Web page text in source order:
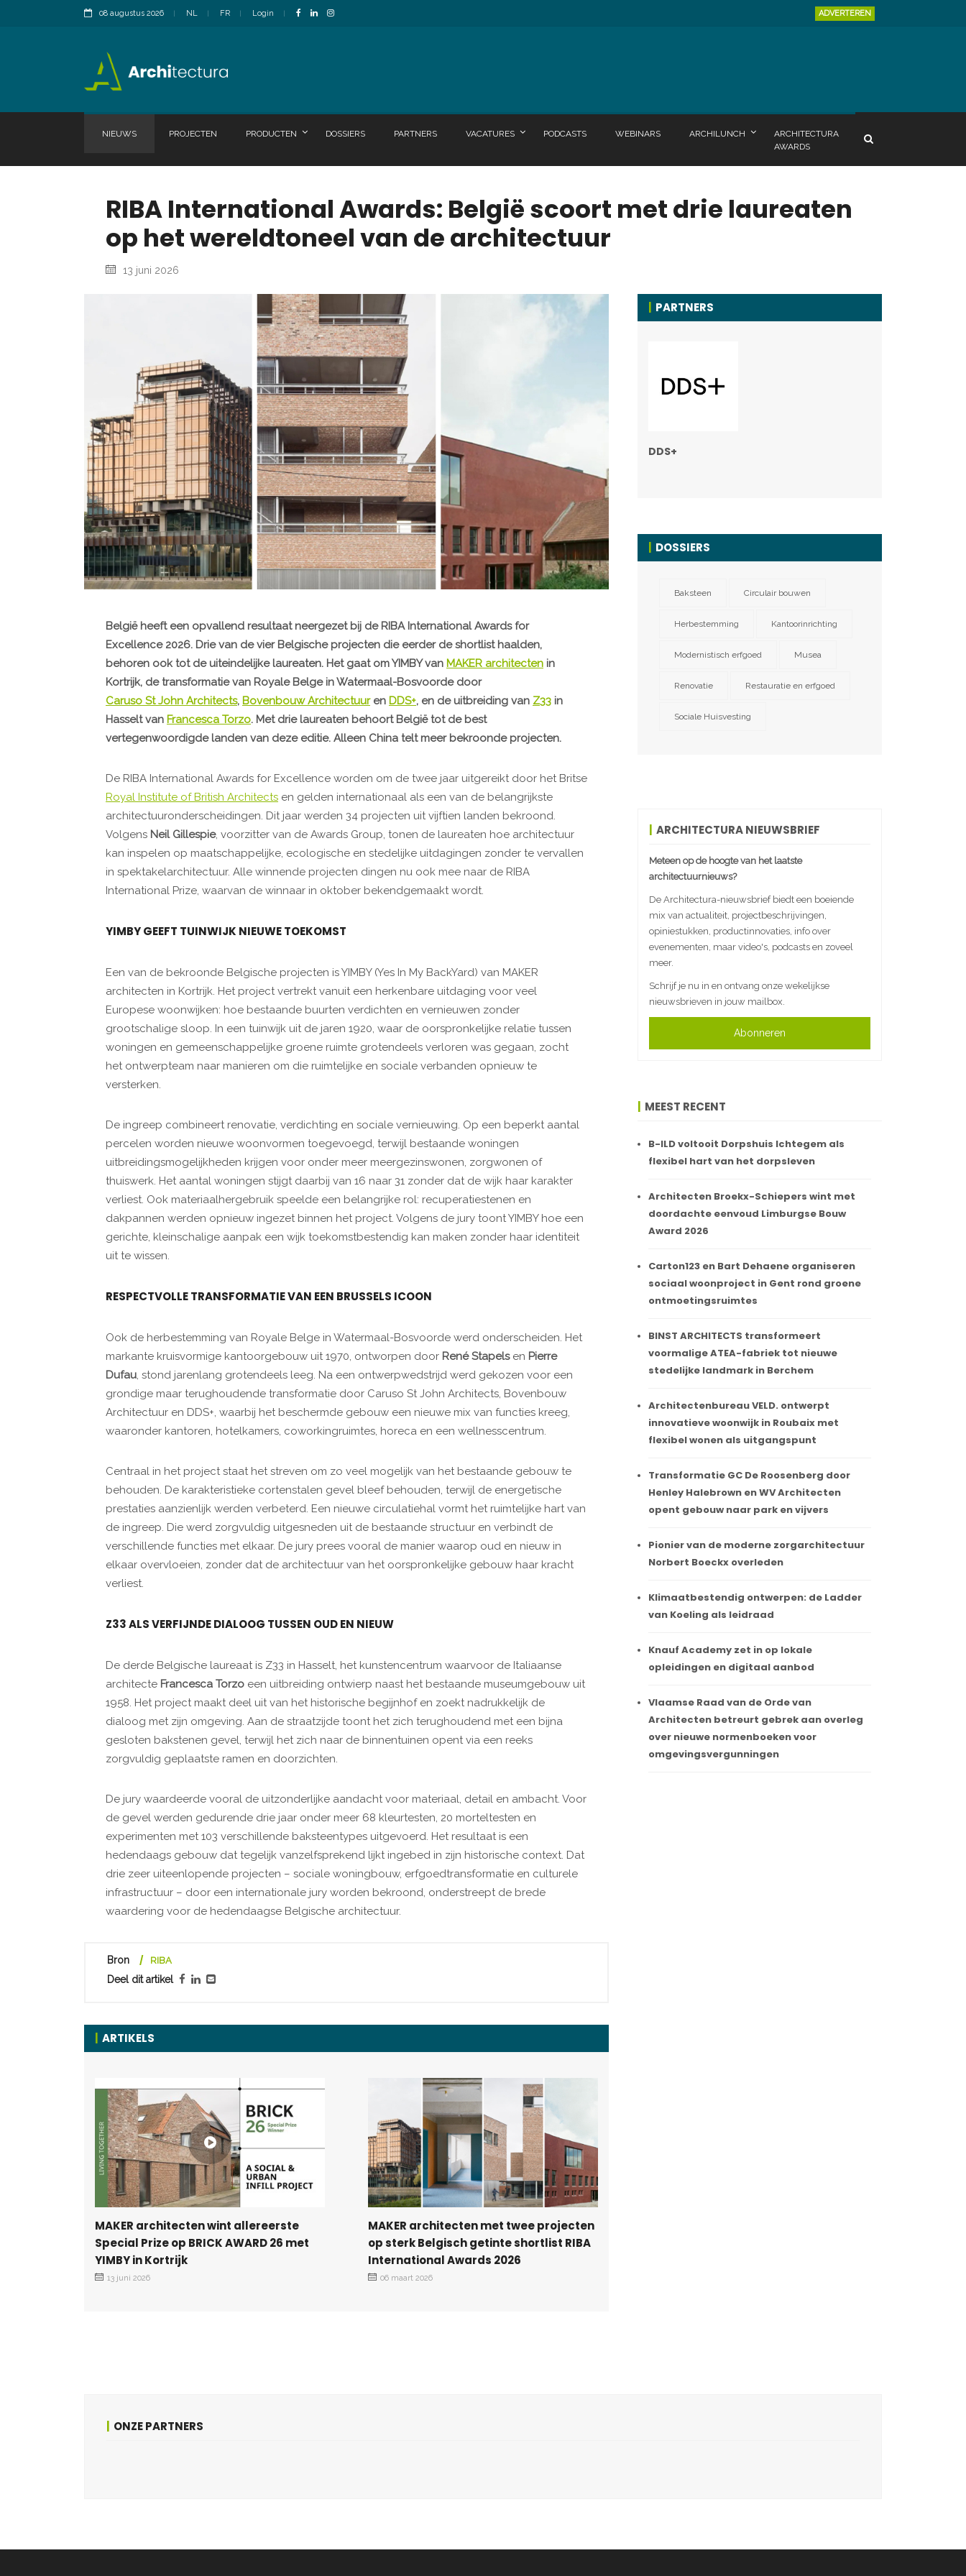
08 augustus 2026 NL FR Login ADVERTEREN
NIEUWS PROJECTEN PRODUCTEN DOSSIERS PARTNERS VACATURES PODCASTS WEBINARS ARCHILUNCH
ARCHITECTURA
AWARDS
RIBA International Awards: België scoort met drie laureaten
op het wereldtoneel van de architectuur
13 juni 2026
België heeft een opvallend resultaat neergezet bij de RIBA International Awards for
Excellence 2026. Drie van de vier Belgische projecten die eerder de shortlist haalden,
behoren ook tot de uiteindelijke laureaten. Het gaat om YIMBY van MAKER architecten in
Kortrijk, de transformatie van Royale Belge in Watermaal-Bosvoorde door
Caruso St John Architects, Bovenbouw Architectuuren DDS+, en de uitbreiding van Z33 in
Hasselt van Francesca Torzo. Met drie laureaten behoort België tot de best
vertegenwoordigde landen van deze editie. Alleen China telt meer bekroonde projecten.
De RIBA International Awards for Excellence worden om de twee jaar uitgereikt door het Britse
Royal Institute of British Architects en gelden internationaal als een van de belangrijkste
architectuuronderscheidingen. Dit jaar werden 34 projecten uit vijftien landen bekroond.
Volgens Neil Gillespie, voorzitter van de Awards Group, tonen de laureaten hoe architectuur
kan inspelen op maatschappelijke, ecologische en stedelijke uitdagingen zonder te vervallen
in spektakelarchitectuur. Alle winnende projecten dingen nu ook mee naar de RIBA
International Prize, waarvan de winnaar in oktober bekendgemaakt wordt.
YIMBY GEEFT TUINWIJK NIEUWE TOEKOMST
Een van de bekroonde Belgische projecten is YIMBY (Yes In My BackYard) van MAKER
architecten in Kortrijk. Het project vertrekt vanuit een herkenbare uitdaging voor veel
Europese woonwijken: hoe bestaande buurten verdichten en vernieuwen zonder
grootschalige sloop. In een tuinwijk uit de jaren 1920, waar de oorspronkelijke relatie tussen
woningen en gemeenschappelijke groene ruimte grotendeels verloren was gegaan, zocht
het ontwerpteam naar manieren om die ruimtelijke en sociale verbanden opnieuw te
versterken.
De ingreep combineert renovatie, verdichting en sociale vernieuwing. Op een beperkt aantal
percelen worden nieuwe woonvormen toegevoegd, terwijl bestaande woningen
uitbreidingsmogelijkheden krijgen voor onder meer meergezinswonen, zorgwonen of
thuiswerk. Het aantal woningen stijgt daarbij van 16 naar 31 zonder dat de wijk haar karakter
verliest. Ook materiaalhergebruik speelde een belangrijke rol: recuperatiestenen en
dakpannen werden opnieuw ingezet binnen het project. Volgens de jury toont YIMBY hoe een
gerichte, kleinschalige aanpak een wijk toekomstbestendig kan maken zonder haar identiteit
uit te wissen.
RESPECTVOLLE TRANSFORMATIE VAN EEN BRUSSELS ICOON
Ook de herbestemming van Royale Belge in Watermaal-Bosvoorde werd onderscheiden. Het
markante kruisvormige kantoorgebouw uit 1970, ontworpen door René Stapelsen Pierre
Dufau, stond jarenlang grotendeels leeg. Na een ontwerpwedstrijd werd gekozen voor een
grondige maar terughoudende transformatie door Caruso St John Architects, Bovenbouw
Architectuur en DDS+, waarbij het beschermde gebouw een nieuwe mix van functies kreeg,
waaronder kantoren, hotelkamers, coworkingruimtes, horeca en een wellnesscentrum.
Centraal in het project staat het streven om zo veel mogelijk van het bestaande gebouw te
behouden. De karakteristieke cortenstalen gevel bleef behouden, terwijl de energetische
prestaties aanzienlijk werden verbeterd. Een nieuwe circulatiehal vormt het ruimtelijke hart van
de ingreep. Die werd zorgvuldig uitgesneden uit de bestaande structuur en verbindt de
verschillende functies met elkaar. De jury prees vooral de manier waarop oud en nieuw in
elkaar overvloeien, zonder dat de architectuur van het oorspronkelijke gebouw haar kracht
verliest.
Z33 ALS VERFIJNDE DIALOOG TUSSEN OUD EN NIEUW
De derde Belgische laureaat is Z33 in Hasselt, het kunstencentrum waarvoor de Italiaanse
architecte Francesca Torzo een uitbreiding ontwierp naast het bestaande museumgebouw uit
1958. Het project maakt deel uit van het historische begijnhof en zoekt nadrukkelijk de
dialoog met zijn omgeving. Aan de straatzijde toont het zich terughoudend met een bijna
gesloten bakstenen gevel, terwijl het zich naar de binnentuinen opent via een reeks
zorgvuldig geplaatste ramen en doorzichten.
De jury waardeerde vooral de uitzonderlijke aandacht voor materiaal, detail en ambacht. Voor
de gevel werden gedurende drie jaar onder meer 68 kleurtesten, 20 morteltesten en
experimenten met 103 verschillende baksteentypes uitgevoerd. Het resultaat is een
hedendaags gebouw dat tegelijk vanzelfsprekend lijkt ingebed in zijn historische context. Dat
drie zeer uiteenlopende projecten – sociale woningbouw, erfgoedtransformatie en culturele
infrastructuur – door een internationale jury worden bekroond, onderstreept de brede
waardering voor de hedendaagse Belgische architectuur.
Bron RIBA
Deel dit artikel
ARTIKELS
MAKER architecten wint allereerste
Special Prize op BRICK AWARD 26 met
YIMBY in Kortrijk
13 juni 2026
MAKER architecten met twee projecten
op sterk Belgisch getinte shortlist RIBA
International Awards 2026
06 maart 2026
PARTNERS
DDS+
DOSSIERS
Baksteen Circulair bouwen
Herbestemming Kantoorinrichting
Modernistisch erfgoed Musea
Renovatie Restauratie en erfgoed
Sociale Huisvesting
ARCHITECTURA NIEUWSBRIEF
Meteen op de hoogte van het laatste
architectuurnieuws?
De Architectura-nieuwsbrief biedt een boeiende
mix van actualiteit, projectbeschrijvingen,
opiniestukken, productinnovaties, info over
evenementen, maar video's, podcasts en zoveel
meer.
Schrijf je nu in en ontvang onze wekelijkse
nieuwsbrieven in jouw mailbox.
Abonneren
MEEST RECENT
B-ILD voltooit Dorpshuis Ichtegem als
flexibel hart van het dorpsleven
Architecten Broekx-Schiepers wint met
doordachte eenvoud Limburgse Bouw
Award 2026
Carton123 en Bart Dehaene organiseren
sociaal woonproject in Gent rond groene
ontmoetingsruimtes
BINST ARCHITECTS transformeert
voormalige ATEA-fabriek tot nieuwe
stedelijke landmark in Berchem
Architectenbureau VELD. ontwerpt
innovatieve woonwijk in Roubaix met
flexibel wonen als uitgangspunt
Transformatie GC De Roosenberg door
Henley Halebrown en WV Architecten
opent gebouw naar park en vijvers
Pionier van de moderne zorgarchitectuur
Norbert Boeckx overleden
Klimaatbestendig ontwerpen: de Ladder
van Koeling als leidraad
Knauf Academy zet in op lokale
opleidingen en digitaal aanbod
Vlaamse Raad van de Orde van
Architecten betreurt gebrek aan overleg
over nieuwe normenboeken voor
omgevingsvergunningen
ONZE PARTNERS